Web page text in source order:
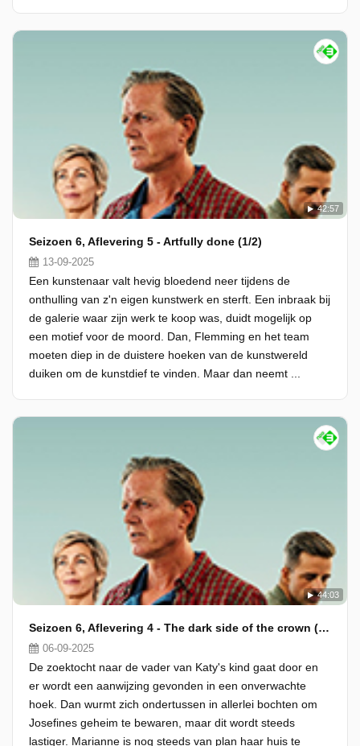
42:57
Seizoen 6, Aflevering 5 - Artfully done (1/2)
13-09-2025
Een kunstenaar valt hevig bloedend neer tijdens de
onthulling van z'n eigen kunstwerk en sterft. Een inbraak bij
de galerie waar zijn werk te koop was, duidt mogelijk op
een motief voor de moord. Dan, Flemming en het team
moeten diep in de duistere hoeken van de kunstwereld
duiken om de kunstdief te vinden. Maar dan neemt ...
44:03
Seizoen 6, Aflevering 4 - The dark side of the crown (2/2)
06-09-2025
De zoektocht naar de vader van Katy's kind gaat door en
er wordt een aanwijzing gevonden in een onverwachte
hoek. Dan wurmt zich ondertussen in allerlei bochten om
Josefines geheim te bewaren, maar dit wordt steeds
lastiger. Marianne is nog steeds van plan haar huis te